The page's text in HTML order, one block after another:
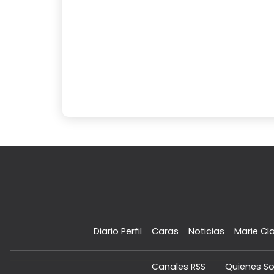
Diario Perfil Caras Noticias Marie
Canales RSS Quienes